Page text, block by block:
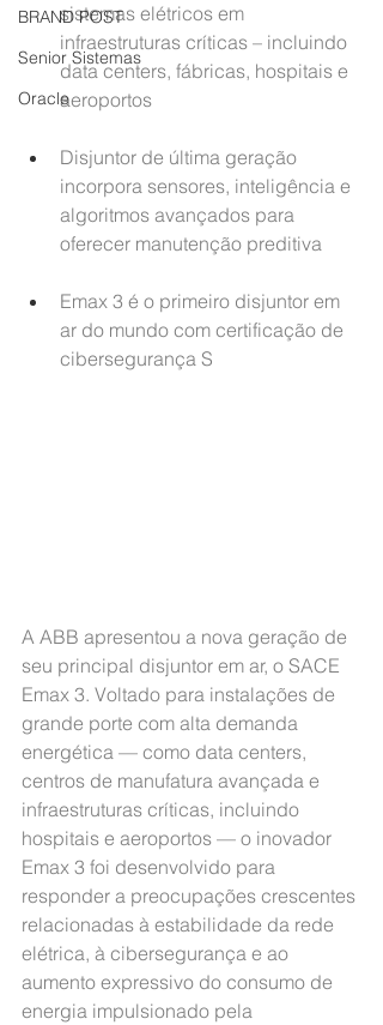
BRAND POST
Senior Sistemas
Oracle
sistemas elétricos em
infraestruturas críticas – incluindo
data centers, fábricas, hospitais e
aeroportos
Disjuntor de última geração
incorpora sensores, inteligência e
algoritmos avançados para
oferecer manutenção preditiva
Emax 3 é o primeiro disjuntor em
ar do mundo com certificação de
cibersegurança S
A ABB apresentou a nova geração de
seu principal disjuntor em ar, o SACE
Emax 3. Voltado para instalações de
grande porte com alta demanda
energética — como data centers,
centros de manufatura avançada e
infraestruturas críticas, incluindo
hospitais e aeroportos — o inovador
Emax 3 foi desenvolvido para
responder a preocupações crescentes
relacionadas à estabilidade da rede
elétrica, à cibersegurança e ao
aumento expressivo do consumo de
energia impulsionado pela